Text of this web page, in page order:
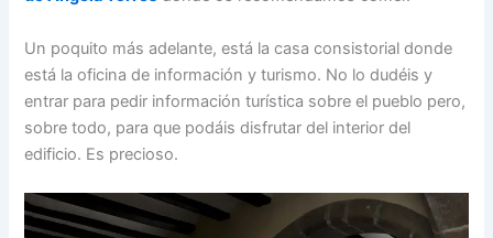
Un poquito más adelante, está la casa consistorial donde
está la oficina de información y turismo. No lo dudéis y
entrar para pedir información turística sobre el pueblo pero,
sobre todo, para que podáis disfrutar del interior del
edificio. Es precioso.